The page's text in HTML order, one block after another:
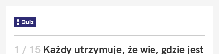
Quiz
1 / 15 Każdy utrzymuje, że wie, gdzie jest